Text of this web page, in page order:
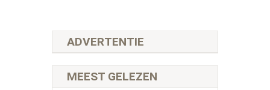
ADVERTENTIE
MEEST GELEZEN